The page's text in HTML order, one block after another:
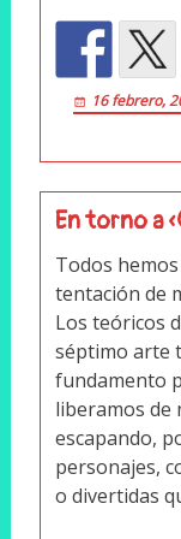
16 febrero,
En torno a
Todos
tentación de
Los teóricos
séptimo arte
fundamento
liberamos de
escapando,
personajes,
o divertidas